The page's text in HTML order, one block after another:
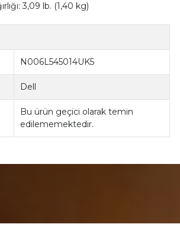
3,09 lb. (1,40 kg)
N006L545014UK5
Dell
Bu ürün geçici olarak temin
edilememektedir.